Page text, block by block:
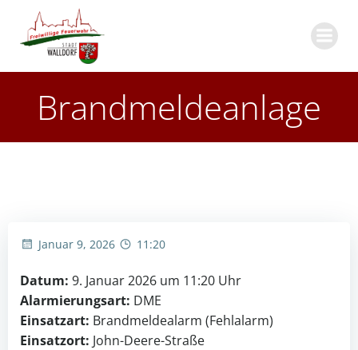
Brandmeldeanlage
Januar 9, 2026 11:20
Datum: 9. Januar 2026 um 11:20 Uhr
Alarmierungsart: DME
Einsatzart: Brandmeldealarm (Fehlalarm)
Einsatzort: John-Deere-Straße